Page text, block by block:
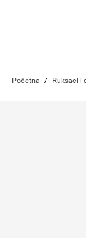
Početna / Ruksaci i